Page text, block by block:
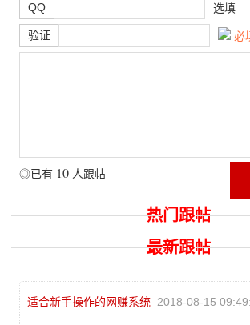
QQ 选填
验证 必
◎已有 10 人跟帖
热门跟帖
最新跟帖
适合新手操作的网赚系统 2018-08-15